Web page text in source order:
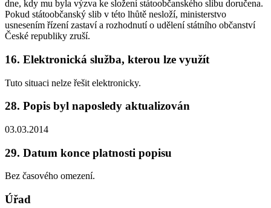
dne, kdy mu byla výzva ke složení státoobčanského slibu doručena.
Pokud státoobčanský slib v této lhůtě nesloží, ministerstvo
usnesením řízení zastaví a rozhodnutí o udělení státního občanství
České republiky zruší.
16. Elektronická služba, kterou lze využít
Tuto situaci nelze řešit elektronicky.
28. Popis byl naposledy aktualizován
03.03.2014
29. Datum konce platnosti popisu
Bez časového omezení.
Úřad